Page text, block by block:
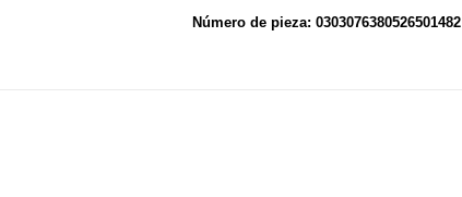
Número de pieza: 0303076380526501482